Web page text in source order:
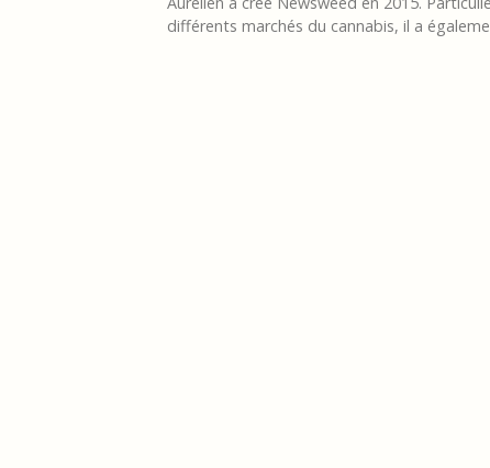
différents marchés du cannabis, il a